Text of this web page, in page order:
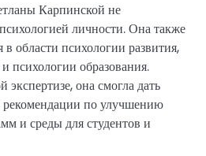
Карпинской не
личности. Она также
области психологии развития,
психологии образования.
экспертизе, она смогла дать
по улучшению
и среды для студентов и